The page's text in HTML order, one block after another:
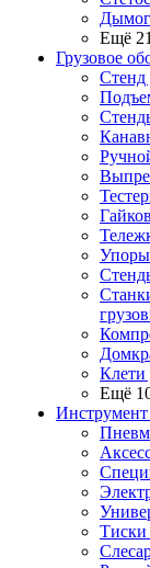
Ещё 21
Грузовое
Стенд
Упоры
Клети
Ещё
Инструмент
Тиски